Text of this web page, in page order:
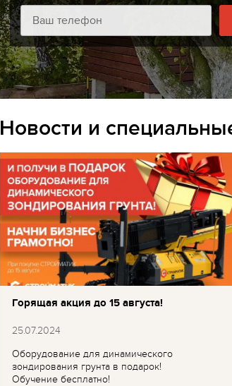
Новости и
Горящая акция до 15 августа!
25.07.2024
Оборудование для динамического
зондирования грунта в подарок!
Обучение бесплатно!